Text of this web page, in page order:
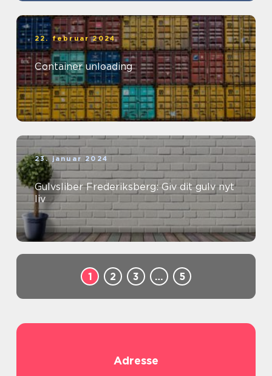
22. februar 2024
Container unloading
23. januar 2024
Gulvsliber Frederiksberg: Giv dit gulv nyt
liv
1 2 3 … 5
Adresse